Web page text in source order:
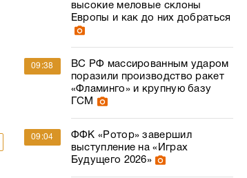
высокие меловые склоны
Европы и как до них добраться
09:38
ВС РФ массированным ударом
поразили производство ракет
«Фламинго» и крупную базу
ГСМ
09:04
ФФК «Ротор» завершил
выступление на «Играх
Будущего 2026»